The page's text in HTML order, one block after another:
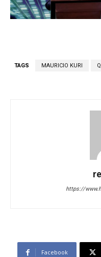
TAGS MAURICIO KURI
https://
Facebook